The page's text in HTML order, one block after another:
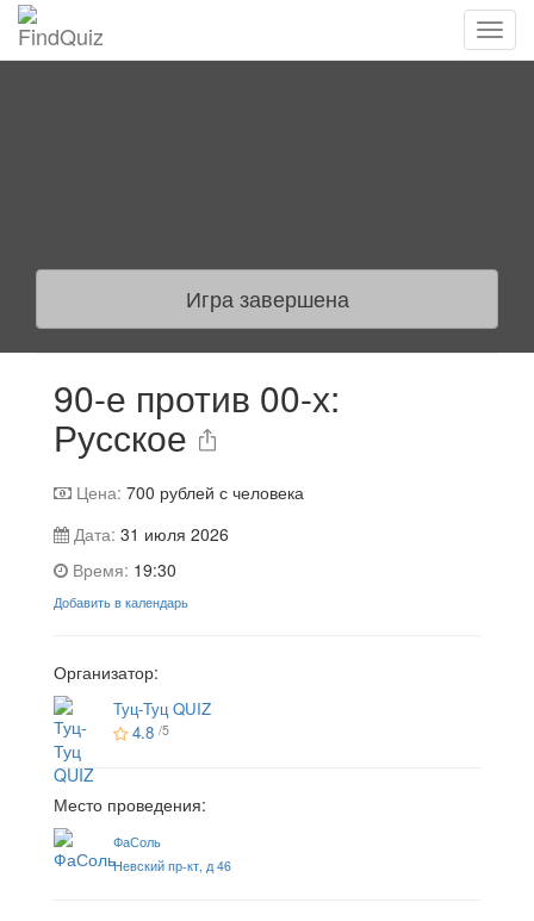
Игра завершена
90-е против 00-х:
Русское
Цена: 700 рублей с человека
Дата: 31 июля 2026
Время: 19:30
Добавить в календарь
Организатор:
Туц-Туц QUIZ
4.8 /5
Место проведения:
ФаСоль
Невский пр-кт, д 46